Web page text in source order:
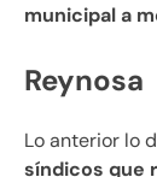
municipal a
Reynosa
Lo anterior lo
síndicos que